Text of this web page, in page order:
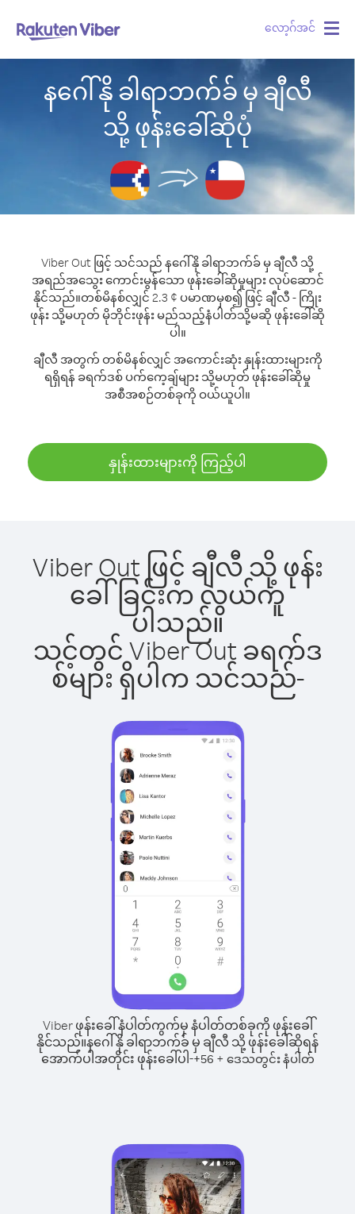
လော့ဂ်အင်
နဂေါ်နို ခါရာဘက်ခ် မှ ချီလီ
သို့ ဖုန်းခေါ်ဆိုပုံ
Viber Out ဖြင့် သင်သည် နဂေါ်နို ခါရာဘက်ခ် မှ ချီလီ သို့
အရည်အသွေး ကောင်းမွန်သော ဖုန်းခေါ်ဆိုမှုများ လုပ်ဆောင်
နိုင်သည်။တစ်မိနစ်လျှင် 2.3 ¢ ပမာဏမှစ၍ ဖြင့် ချီလီ - ကြိုး
ဖုန်း သို့မဟုတ် မိုဘိုင်းဖုန်း မည်သည့်နံပါတ်သို့မဆို ဖုန်းခေါ်ဆို
ပါ။
ချီလီ အတွက် တစ်မိနစ်လျှင် အကောင်းဆုံး နှုန်းထားများကို
ရရှိရန် ခရက်ဒစ် ပက်ကေ့ချ်များ သို့မဟုတ် ဖုန်းခေါ်ဆိုမှု
အစီအစဉ်တစ်ခုကို ဝယ်ယူပါ။
နှုန်းထားများကို ကြည့်ပါ
Viber Out ဖြင့် ချီလီ သို့ ဖုန်း
ခေါ်ခြင်းက လွယ်ကူ
ပါသည်။
သင့်တွင် Viber Out ခရက်ဒ
စ်များ ရှိပါက သင်သည်-
Viber ဖုန်းခေါ်နံပါတ်ကွက်မှ နံပါတ်တစ်ခုကို ဖုန်းခေါ်
နိုင်သည်။နဂေါ်နို ခါရာဘက်ခ် မှ ချီလီ သို့ ဖုန်းခေါ်ဆိုရန်
အောက်ပါအတိုင်း ဖုန်းခေါ်ပါ-+56 + ဒေသတွင်း နံပါတ်